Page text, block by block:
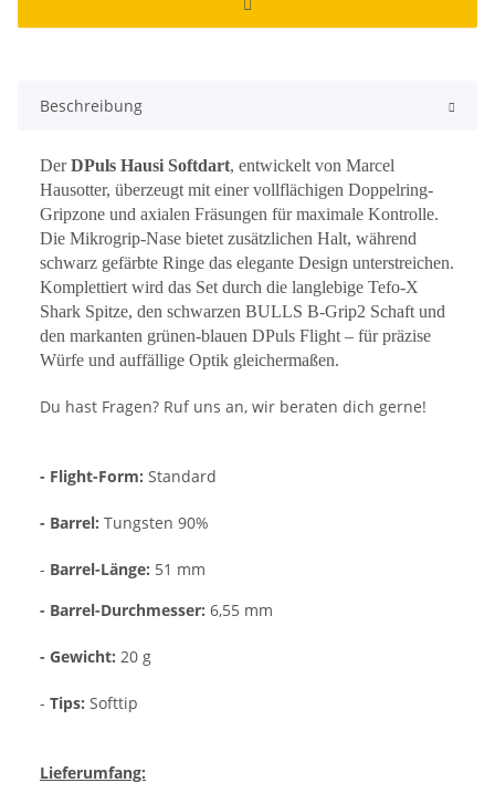
Beschreibung
DerDPuls Hausi Softdart, entwickelt von Marcel
Hausotter, überzeugt mit einer vollflächigen Doppelring-
Gripzone und axialen Fräsungen für maximale Kontrolle.
Die Mikrogrip-Nase bietet zusätzlichen Halt, während
schwarz gefärbte Ringe das elegante Design unterstreichen.
Komplettiert wird das Set durch die langlebige Tefo-X
Shark Spitze, den schwarzen BULLS B-Grip2 Schaft und
den markanten grünen-blauen DPuls Flight – für präzise
Würfe und auffällige Optik gleichermaßen.
Du hast Fragen? Ruf uns an, wir beraten dich gerne!
- Flight-Form: Standard
- Barrel: Tungsten 90%
- Barrel-Länge: 51 mm
- Barrel-Durchmesser: 6,55 mm
- Gewicht: 20 g
- Tips: Softtip
Lieferumfang: